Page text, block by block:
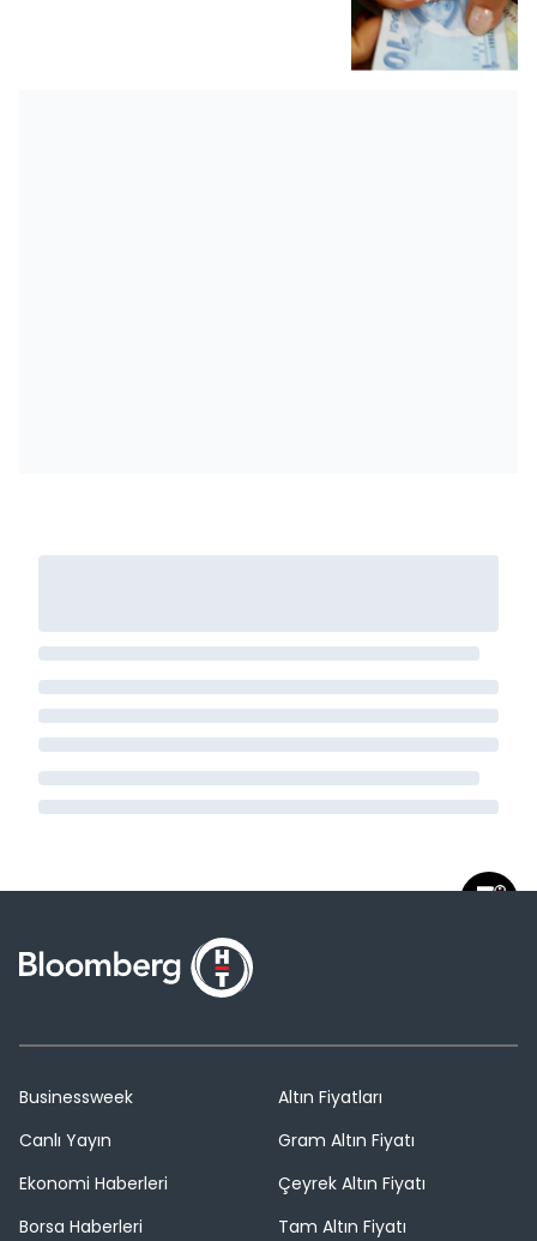
Businessweek
Canlı Yayın
Ekonomi Haberleri
Borsa Haberleri
Altın Fiyatları
Gram Altın Fiyatı
Çeyrek Altın Fiyatı
Tam Altın Fiyatı